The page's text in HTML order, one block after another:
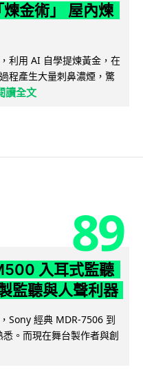
金術」 屋內煉
利用 AI 自學提煉黃金，在
程產生大量刺鼻濃煙，驚
讀全文
89
入耳式監聽
監聽與人聲利器
Sony 經典 MDR-7506 到
。而現在舞台製作者與創